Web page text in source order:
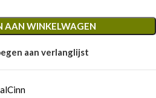
AAN WINKELWAGEN
aan verlanglijst